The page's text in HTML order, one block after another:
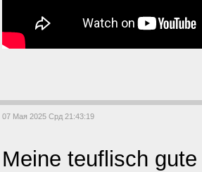
07 Мая 2025 Срд 21:43:19
Meine teuflisch